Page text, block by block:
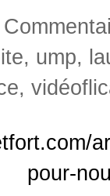
, ump,
,
pour-